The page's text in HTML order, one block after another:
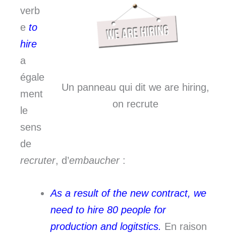
Un panneau qui dit we are hiring,
on recrute
verb
e to
hire
a
égale
ment
le
sens
de
recruter, d’embaucher:
As a result of the new contract, we
need to hire 80 people for
production and logitstics. En raison